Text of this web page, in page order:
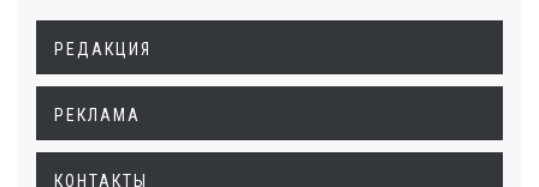
РЕДАКЦИЯ
РЕКЛАМА
КОНТАКТЫ